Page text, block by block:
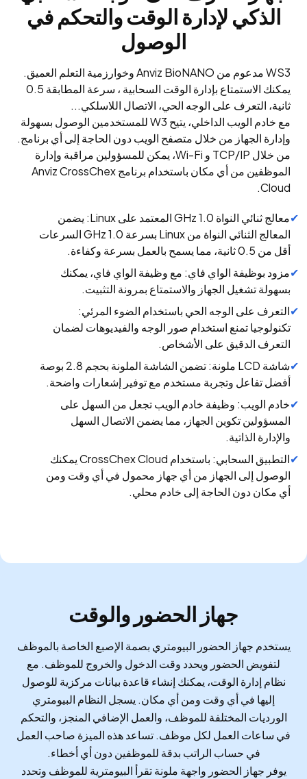
الذكي لإدارة الوقت والتحكم في
الوصول
WS3 مدعوم من Anviz BioNANO وخوارزمية التعلم العميق.
يمكنك الاستمتاع بإدارة الوقت السحابية ، سرعة المطابقة 0.5
ثانية، التعرف على الوجه الحي، الاتصال اللاسلكي...
مع خادم الويب الداخلي، يتيح W3 للمستخدمين الوصول بسهولة
وإدارة الجهاز من خلال متصفح الويب دون الحاجة إلى أي برنامج.
من خلال TCP/IP و Wi-Fi، يمكن للمسؤولين مراقبة وإدارة
الموظفين من أي مكان باستخدام برنامج Anviz CrossChex
Cloud.
معالج ثنائي النواة 1.0 GHz المعتمد على Linux: يضمن
المعالج الثنائي النواة من Linux بسرعة 1.0 GHz السرعات
أقل من 0.5 ثانية، مما يسمح بالعمل بسرعة وكفاءة.
مزود بوظيفة الواي فاي: مع وظيفة الواي فاي، يمكنك
بسهولة تشغيل الجهاز والاستمتاع بمرونة التثبيت.
التعرف على الوجه الحي باستخدام الضوء المرئي:
تكنولوجيا تمنع استخدام صور الوجه والفيديوهات لضمان
التعرف الدقيق على الأشخاص.
شاشة LCD ملونة: تضمن الشاشة الملونة بحجم 2.8 بوصة
أفضل تفاعل وتجربة مستخدم مع توفير إشعارات واضحة.
خادم الويب: وظيفة خادم الويب تجعل من السهل على
المسؤولين تكوين الجهاز، مما يضمن الاتصال السهل
والإدارة الذاتية.
التطبيق السحابي: باستخدام CrossChex Cloud يمكنك
الوصول إلى الجهاز من أي جهاز محمول في أي وقت ومن
أي مكان دون الحاجة إلى خادم محلي.
جهاز الحضور والوقت
يستخدم جهاز الحضور البيومتري بصمة الإصبع الخاصة بالموظف
لتفويض الحضور ويحدد وقت الدخول والخروج للموظف. مع
نظام إدارة الوقت، يمكنك إنشاء قاعدة بيانات مركزية للوصول
إليها في أي وقت ومن أي مكان. يسجل النظام البيومتري
الورديات المختلفة للموظف، والعمل الإضافي المنجز، والتحكم
في ساعات العمل لكل موظف. تساعد هذه الميزة صاحب العمل
في حساب الراتب بدقة للموظفين دون أي أخطاء.
يوفر جهاز الحضور واجهة ملونة تقرأ البيومترية للموظف وتحدد